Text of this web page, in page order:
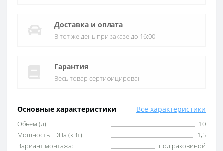
Основные характеристики Все характеристики
Обьем (л):
10
Мощность ТЭНа (кВт):
1,5
Вариант монтажа:
под раковиной
Доставка и оплата
В тот же день при заказе до 16:00
Гарантия
Весь товар сертифицирован